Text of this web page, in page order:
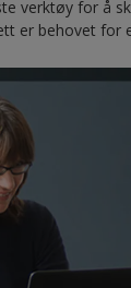
verktøy for å
er behovet for